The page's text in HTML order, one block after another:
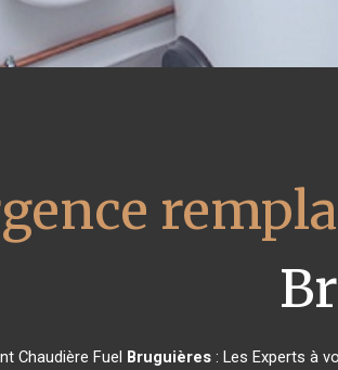
Chaudière Fuel Bruguières: Les Experts à